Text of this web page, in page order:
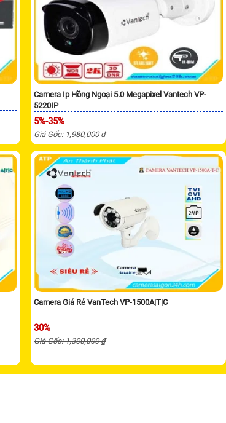
Camera Ip Hồng Ngoại 5.0 Megapixel Vantech VP-
5220IP
5%-35%
Giá Gốc: 1,980,000 ₫
Camera Giá Rẻ VanTech VP-1500A|T|C
30%
Giá Gốc: 1,300,000 ₫